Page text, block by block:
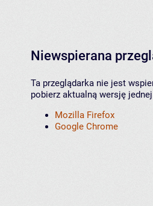
Niewspierana
Ta przeglądarka nie jest
pobierz aktualną wersję
Mozilla Firefox
Google Chrome